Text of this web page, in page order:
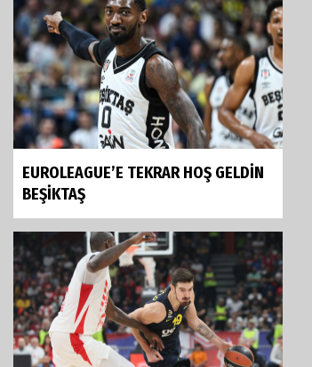
EUROLEAGUE’E TEKRAR HOŞ GELDİN
BEŞİKTAŞ